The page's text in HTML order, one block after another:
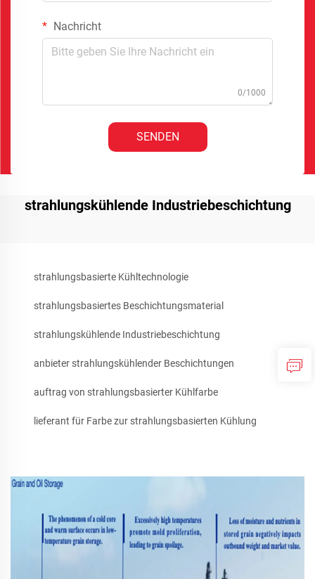
Nachricht
0/1000
SENDEN
strahlungskühlende Industriebeschichtung
strahlungsbasierte Kühltechnologie
strahlungsbasiertes Beschichtungsmaterial
strahlungskühlende Industriebeschichtung
anbieter strahlungskühlender Beschichtungen
auftrag von strahlungsbasierter Kühlfarbe
lieferant für Farbe zur strahlungsbasierten Kühlung